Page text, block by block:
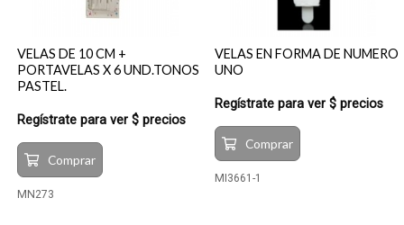
VELAS DE 10 CM +
PORTAVELAS X 6 UND.TONOS
PASTEL.
Regístrate para ver $ precios
Comprar
MN273
VELAS EN FORMA DE NUMERO
UNO
Regístrate para ver $ precios
Comprar
MI3661-1